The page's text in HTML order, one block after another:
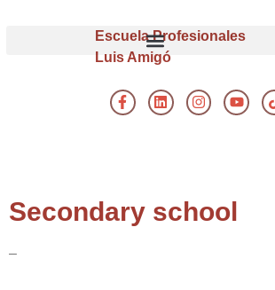
Escuela Profesionales
Luis Amigó
Secondary school
–